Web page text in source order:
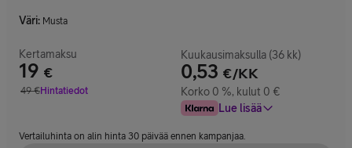
Väri: Musta
Kertamaksu
19 €
Hinta 19 €
49€
Vertailuhinta 49 €
Hintatiedot
Kuukausimaksulla (36 kk)
0,53 €/KK
Korko 0 %, kulut 0 €
Lue lisää
Vertailuhinta on alin hinta 30 päivää ennen kampanjaa.